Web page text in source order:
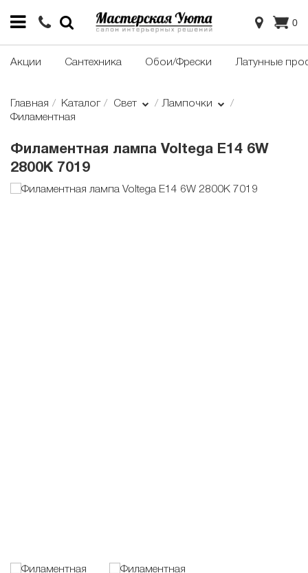
0
Акции Сантехника Обои/Фрески Латунные
Главная Каталог Свет
Лампочки
Филаментная
Филаментная лампа Voltega E14 6W
2800K 7019